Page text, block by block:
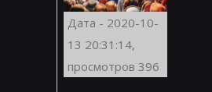
Дата - 2020-10-
13 20:31:14,
просмотров 396